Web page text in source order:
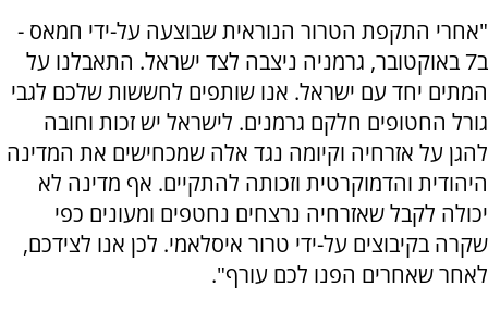
"אחרי התקפת הטרור הנוראית שבוצעה על-ידי חמאס -
ב7 באוקטובר, גרמניה ניצבה לצד ישראל. התאבלנו על
המתים יחד עם ישראל. אנו שותפים לחששות שלכם לגבי
גורל החטופים חלקם גרמנים. לישראל יש זכות וחובה
להגן על אזרחיה וקיומה נגד אלה שמכחישים את המדינה
היהודית והדמוקרטית וזכותה להתקיים. אף מדינה לא
יכולה לקבל שאזרחיה נרצחים נחטפים ומעונים כפי
שקרה בקיבוצים על-ידי טרור איסלאמי. לכן אנו לצידכם,
לאחר שאחרים הפנו לכם עורף".